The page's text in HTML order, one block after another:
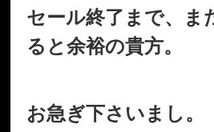
セール終了まで、ま
ると余裕の貴方。
お急ぎ下さいまし。